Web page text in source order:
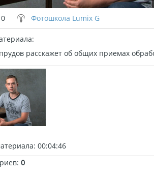
Фотошкола Lumix G
:
расскажет об общих приемах
: 00:04:46
: 0